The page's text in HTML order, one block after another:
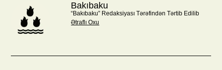
Bakıbaku
“Bakıbaku” Redaksiyası Tərəfindən Tərtib Edilib
Ətraflı Oxu